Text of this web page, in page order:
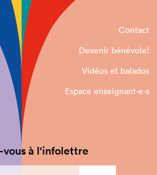
Contact
Devenir bénévole!
Vidéos et balados
Espace enseignant·e⋅s
vous à l'infolettre